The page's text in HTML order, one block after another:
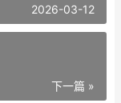
2026-03-12
下一篇 »